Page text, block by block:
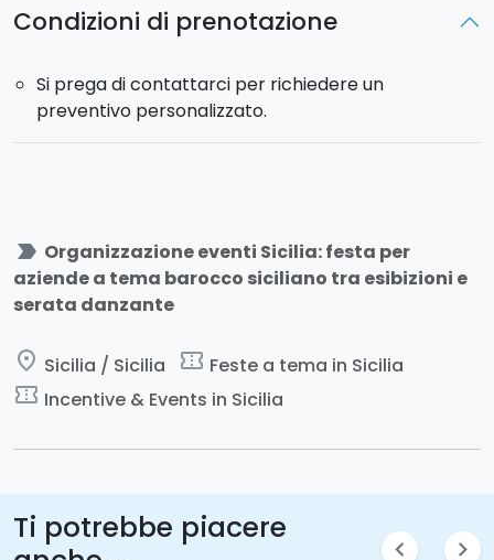
Condizioni di prenotazione
Si prega di contattarci per richiedere un
preventivo personalizzato.
label_important Organizzazione eventi Sicilia: festa per
aziende a tema barocco siciliano tra esibizioni e
serata danzante
place Sicilia / Sicilia confirmation_number Feste a tema in Sicilia
confirmation_number Incentive & Events in Sicilia
Ti potrebbe piacere
chevron_left chevron_right